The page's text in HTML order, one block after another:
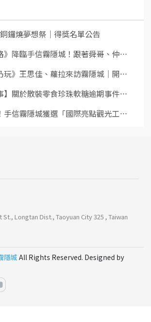
鑼燒夢想祭｜得獎名單公告
》降臨手信霧隱城！跟著舜哥、仲⋯
玩》王思佳、蘿拉來訪霧隱城｜開⋯
】關於散裝零食珍珠軟糖逾期事件⋯
手信霧隱城獲選「國際亮點觀光工⋯
St., Longtan Dist., Taoyuan City 325 , Taiwan
隱城All Rights Reserved. Designed by